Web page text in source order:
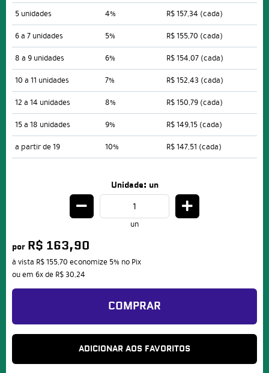
5 unidades
4% R$ 157,34 (cada)
6 a 7 unidades
5% R$ 155,70 (cada)
8 a 9 unidades
6% R$ 154,07 (cada)
10 a 11 unidades
7% R$ 152,43 (cada)
12 a 14 unidades
8% R$ 150,79 (cada)
15 a 18 unidades
9% R$ 149,15 (cada)
a partir de 19
10% R$ 147,51 (cada)
Unidade: un
un
por R$ 163,90
à vista R$ 155,70 economize 5% no Pix
ou em 6xde R$ 30,24
COMPRAR
ADICIONAR AOS FAVORITOS